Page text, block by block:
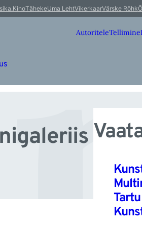
TähekeUma LehtVikerkaarVärske Rõhk
AutoriteleTellimine
Tartu